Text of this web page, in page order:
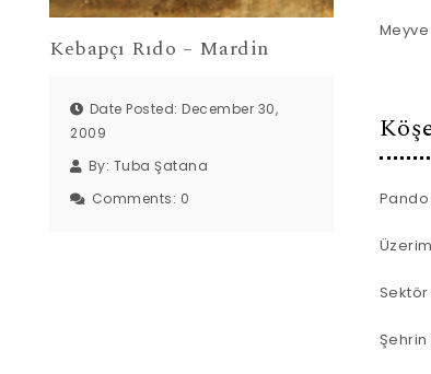
Kebapçı Rıdo – Mardin
Date Posted: December 30,
2009
By: Tuba Şatana
Comments: 0